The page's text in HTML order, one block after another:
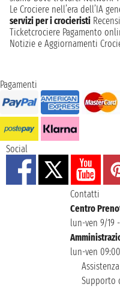
Le Crociere nell’era dell’IA
servizi per i crocieristi
Ticketcrociere Pagamento
Notizie e Aggiornamenti
Pagamenti
Social
Contatti
Centro
lun-ven 9/19
lun-ven
Supporto